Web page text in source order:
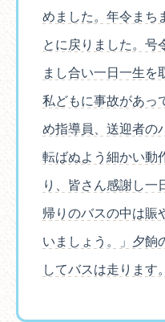
めました。年令まち
とに戻りました。号
まし合い一日一生を
私どもに事故があっ
め指導員、送迎者の
転ばぬよう細かい動
り、皆さん感謝し一
帰りのバスの中は賑
いましょう。」夕餉
してバスは走ります。